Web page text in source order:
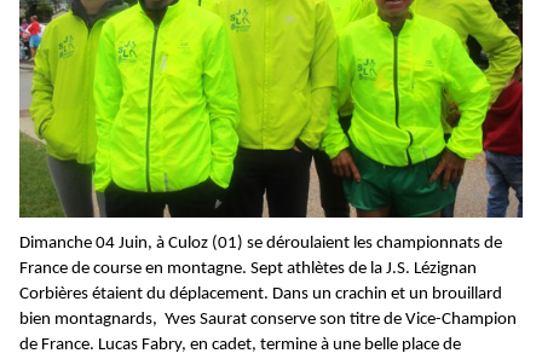
Dimanche 04 Juin, à Culoz (01) se déroulaient les championnats de
France de course en montagne. Sept athlètes de la J.S. Lézignan
Corbières étaient du déplacement. Dans un crachin et un brouillard
bien montagnards, Yves Saurat conserve son titre de Vice-Champion
de France. Lucas Fabry, en cadet, termine à une belle place de